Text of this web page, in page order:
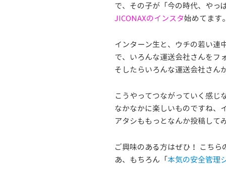
で、その子が「今の時代、やっ
JICONAXのインスタ始めてます
インターン生と、ウチの若い連
で、いろんな運送会社さんをフ
そしたらいろんな運送会社さ
こうやってつながっていく感じ
なかなかに楽しいものですね、
アタシももっとなんか投稿して
ご興味のある方はぜひ！ こちら
あ、もちろん「本気の安全管理